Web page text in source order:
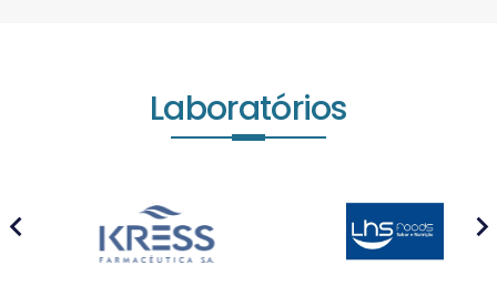
Laboratórios
prev next